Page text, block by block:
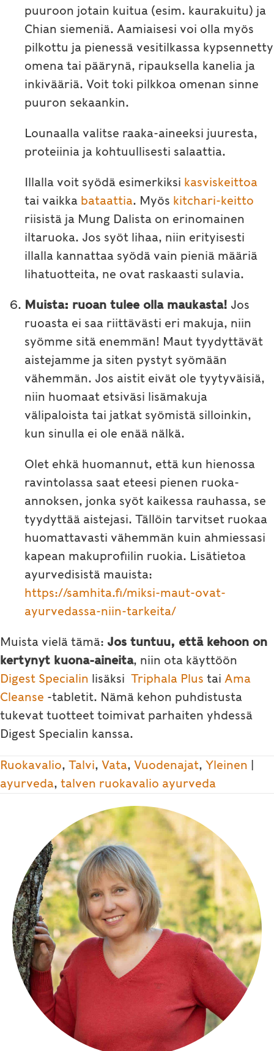
puuroon jotain kuitua (esim. kaurakuitu) ja
Chian siemeniä. Aamiaisesi voi olla myös
pilkottu ja pienessä vesitilkassa kypsennetty
omena tai päärynä, ripauksella kanelia ja
inkivääriä. Voit toki pilkkoa omenan sinne
puuron sekaankin.
Lounaalla valitse raaka-aineeksi juuresta,
proteiinia ja kohtuullisesti salaattia.
Illalla voit syödä esimerkiksi kasviskeittoa
tai vaikka bataattia. Myös kitchari-keitto
riisistä ja Mung Dalista on erinomainen
iltaruoka. Jos syöt lihaa, niin erityisesti
illalla kannattaa syödä vain pieniä määriä
lihatuotteita, ne ovat raskaasti sulavia.
Muista: ruoan tulee olla maukasta! Jos
ruoasta ei saa riittävästi eri makuja, niin
syömme sitä enemmän! Maut tyydyttävät
aistejamme ja siten pystyt syömään
vähemmän. Jos aistit eivät ole tyytyväisiä,
niin huomaat etsiväsi lisämakuja
välipaloista tai jatkat syömistä silloinkin,
kun sinulla ei ole enää nälkä.
Olet ehkä huomannut, että kun hienossa
ravintolassa saat eteesi pienen ruoka-
annoksen, jonka syöt kaikessa rauhassa, se
tyydyttää aistejasi. Tällöin tarvitset ruokaa
huomattavasti vähemmän kuin ahmiessasi
kapean makuprofiilin ruokia. Lisätietoa
ayurvedisistä mauista:
https://samhita.fi/miksi-maut-ovat-
ayurvedassa-niin-tarkeita/
Muista vielä tämä: Jos tuntuu, että kehoon on
kertynyt kuona-aineita, niin ota käyttöön
Digest Specialin lisäksi Triphala Plus tai Ama
Cleanse -tabletit. Nämä kehon puhdistusta
tukevat tuotteet toimivat parhaiten yhdessä
Digest Specialin kanssa.
Ruokavalio, Talvi, Vata, Vuodenajat, Yleinen
ayurveda, talven ruokavalio ayurveda